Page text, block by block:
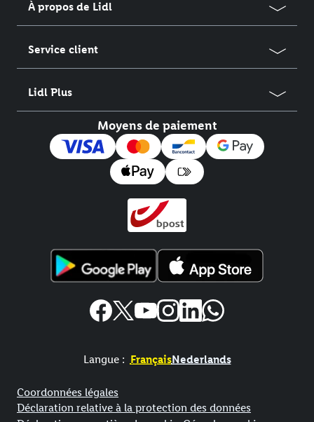
À propos de Lidl
Service client
Lidl Plus
Moyens de paiement
Langue : FrançaisNederlands
Coordonnées légales
Déclaration relative à la protection des données